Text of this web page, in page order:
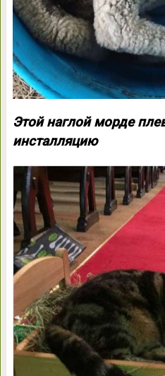
Этой наглой морде
инсталляцию